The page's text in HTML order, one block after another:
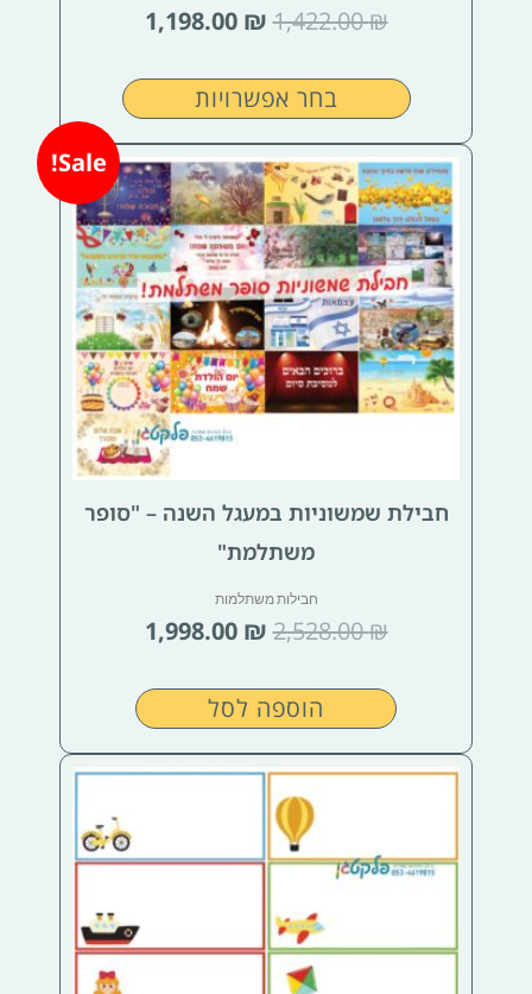
1,422.00₪
1,198.00 ₪
בחר אפשרויות
Sale!
חבילת שמשוניות במעגל השנה – "סופר
משתלמת"
חבילות משתלמות
2,528.00₪
המחיר
המקורי
היה:
2,528.00 ₪.
1,998.00 ₪
המחיר
הנוכחי
הוא:
1,998.00 ₪.
הוספה לסל